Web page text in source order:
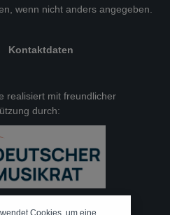
wenn nicht anders angegeben.
Kontaktdaten
realisiert mit freundlicher
durch:
Cookies, um eine